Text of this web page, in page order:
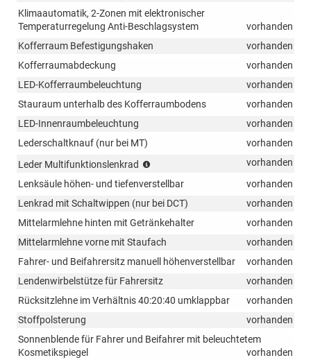
Klimaautomatik, 2-Zonen mit elektronischer
Temperaturregelung Anti-Beschlagsystem
vorhanden
Kofferraum Befestigungshaken
vorhanden
Kofferraumabdeckung
vorhanden
LED-Kofferraumbeleuchtung
vorhanden
Stauraum unterhalb des Kofferraumbodens
vorhanden
LED-Innenraumbeleuchtung
vorhanden
Lederschaltknauf (nur bei MT)
vorhanden
Leder Multifunktionslenkrad
Bluetooth
/
/
Tempomat
vorhanden
Lenksäule höhen- und tiefenverstellbar
vorhanden
Lenkrad mit Schaltwippen (nur bei DCT)
vorhanden
Mittelarmlehne hinten mit Getränkehalter
vorhanden
Mittelarmlehne vorne mit Staufach
vorhanden
Fahrer- und Beifahrersitz manuell höhenverstellbar
vorhanden
Lendenwirbelstütze für Fahrersitz
vorhanden
Rücksitzlehne im Verhältnis 40:20:40 umklappbar
vorhanden
Stoffpolsterung
vorhanden
Sonnenblende für Fahrer und Beifahrer mit beleuchtetem
Kosmetikspiegel
vorhanden